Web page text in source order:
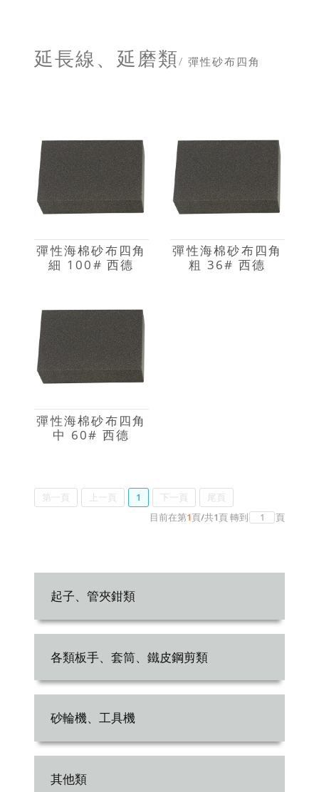
延長線、延磨類/ 彈性砂布四角
彈性海棉砂布四角
細 100# 西德
彈性海棉砂布四角
粗 36# 西德
彈性海棉砂布四角
中 60# 西德
第一頁 上一頁 1 下一頁
尾頁
目前在第1頁/共1頁轉到 頁
起子、管夾鉗類
各類板手、套筒、鐵皮鋼剪類
砂輪機、工具機
其他類